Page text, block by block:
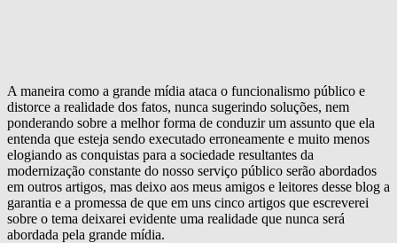
A maneira como a grande mídia ataca o funcionalismo público e
distorce a realidade dos fatos, nunca sugerindo soluções, nem
ponderando sobre a melhor forma de conduzir um assunto que ela
entenda que esteja sendo executado erroneamente e muito menos
elogiando as conquistas para a sociedade resultantes da
modernização constante do nosso serviço público serão abordados
em outros artigos, mas deixo aos meus amigos e leitores desse blog a
garantia e a promessa de que em uns cinco artigos que escreverei
sobre o tema deixarei evidente uma realidade que nunca será
abordada pela grande mídia.